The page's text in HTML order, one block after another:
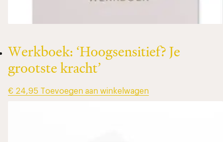
Werkboek: ‘Hoogsensitief? Je
grootste kracht’
€ 24,95 Toevoegen aan winkelwagen